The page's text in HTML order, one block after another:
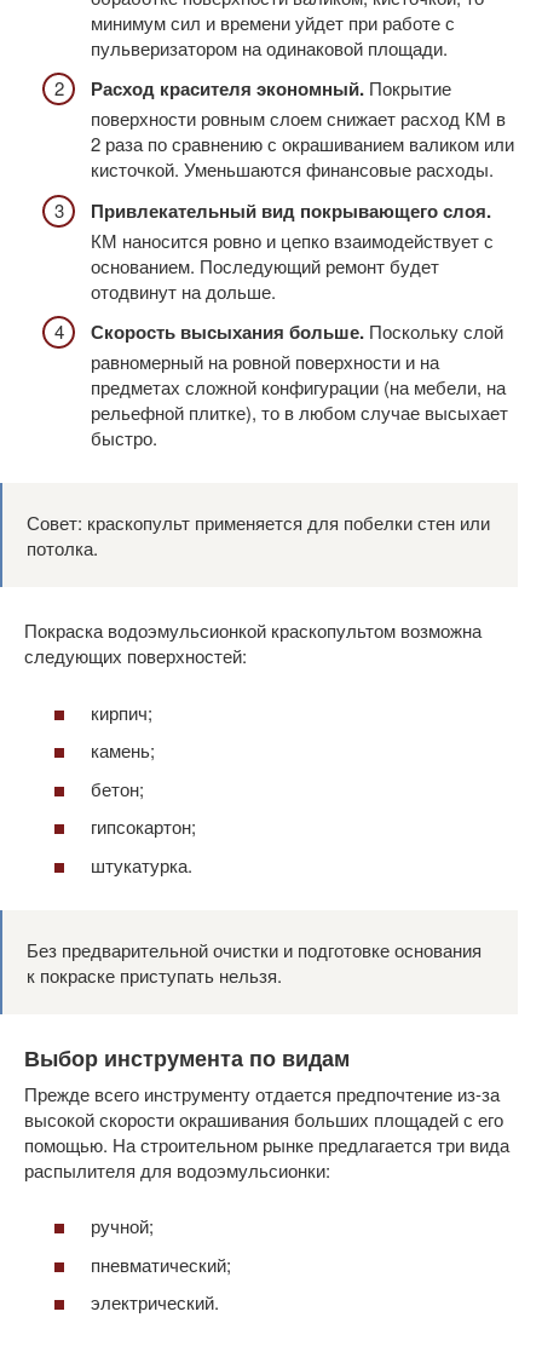
минимум сил и времени уйдет при работе с
пульверизатором на одинаковой площади.
Расход красителя экономный. Покрытие
поверхности ровным слоем снижает расход КМ в
2 раза по сравнению с окрашиванием валиком или
кисточкой. Уменьшаются финансовые расходы.
Привлекательный вид покрывающего слоя.
КМ наносится ровно и цепко взаимодействует с
основанием. Последующий ремонт будет
отодвинут на дольше.
Скорость высыхания больше. Поскольку слой
равномерный на ровной поверхности и на
предметах сложной конфигурации (на мебели, на
рельефной плитке), то в любом случае высыхает
быстро.
Совет: краскопульт применяется для побелки стен или
потолка.
Покраска водоэмульсионкой краскопультом возможна
следующих поверхностей:
кирпич;
камень;
бетон;
гипсокартон;
штукатурка.
Без предварительной очистки и подготовке основания
к покраске приступать нельзя.
Выбор инструмента по видам
Прежде всего инструменту отдается предпочтение из-за
высокой скорости окрашивания больших площадей с его
помощью. На строительном рынке предлагается три вида
распылителя для водоэмульсионки:
ручной;
пневматический;
электрический.